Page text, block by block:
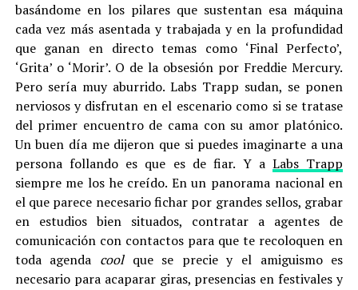
basándome en los pilares que sustentan esa máquina
cada vez más asentada y trabajada y en la profundidad
que ganan en directo temas como ‘Final Perfecto’,
‘Grita’ o ‘Morir’. O de la obsesión por Freddie Mercury.
Pero sería muy aburrido. Labs Trapp sudan, se ponen
nerviosos y disfrutan en el escenario como si se tratase
del primer encuentro de cama con su amor platónico.
Un buen día me dijeron que si puedes imaginarte a una
persona follando es que es de fiar. Y aLabs Trapp
siempre me los he creído. En un panorama nacional en
el que parece necesario fichar por grandes sellos, grabar
en estudios bien situados, contratar a agentes de
comunicación con contactos para que te recoloquen en
toda agenda coolque se precie y el amiguismo es
necesario para acaparar giras, presencias en festivales y